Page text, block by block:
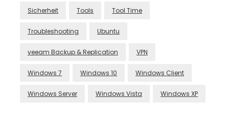
Sicherheit Tools Tool Time
Troubleshooting Ubuntu
veeam Backup & Replication VPN
Windows 7 Windows 10 Windows Client
Windows Server Windows Vista Windows XP